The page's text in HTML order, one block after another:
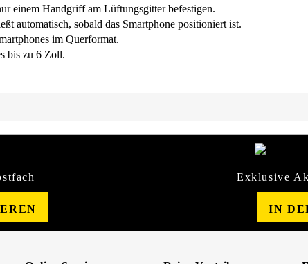
einem Handgriff am Lüftungsgitter befestigen.
automatisch, sobald das Smartphone positioniert ist.
im Querformat.
bis zu 6 Zoll.
Exklusive
IN